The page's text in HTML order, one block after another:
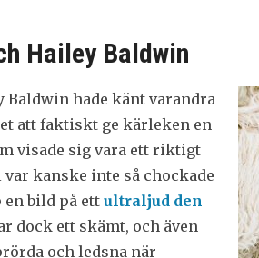
Hailey Baldwin
Baldwin hade känt varandra
att faktiskt ge kärleken en
visade sig vara ett riktigt
kanske inte så chockade
en bild på ett ultraljud den
dock ett skämt, och även
och ledsna när